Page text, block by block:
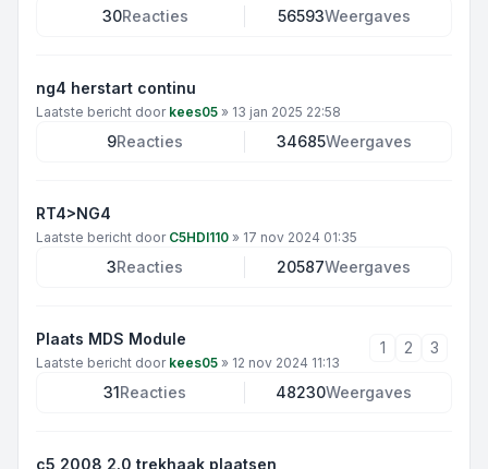
30Reacties 56593Weergaves
ng4 herstart continu
Laatste bericht door kees05 » 13 jan 2025 22:58
9Reacties 34685Weergaves
RT4>NG4
Laatste bericht door C5HDI110 » 17 nov 2024 01:35
3Reacties 20587Weergaves
Plaats MDS Module
Laatste bericht door kees05 » 12 nov 2024 11:13
1 2 3
31Reacties 48230Weergaves
c5 2008 2.0 trekhaak plaatsen